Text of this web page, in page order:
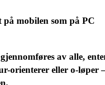
på mobilen som på PC
av alle,
orienterer eller o-løper